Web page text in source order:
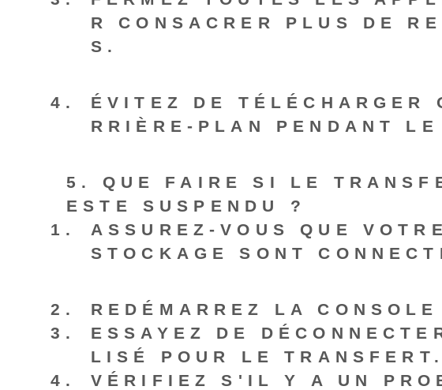
R CONSACRER PLUS DE
S.
ÉVITEZ DE TÉLÉCHARGER
RRIÈRE-PLAN PENDANT LE
5. QUE FAIRE SI LE
ESTE SUSPENDU ?
ASSUREZ-VOUS QUE
STOCKAGE SONT
REDÉMARREZ LA
ESSAYEZ DE
LISÉ POUR LE TRANSFERT.
VÉRIFIEZ S'IL Y A UN